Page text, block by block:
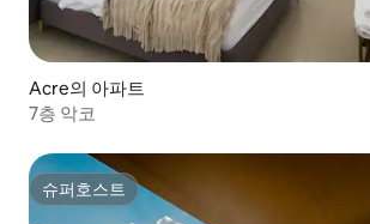
Acre의 아파트
7층 악코
슈퍼호스트
슈퍼호스트